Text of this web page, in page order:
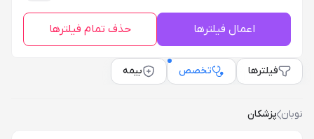
اعمال فیلترها حذف تمام فیلترها
فیلترها تخصص بیمه
نوبان پزشکان